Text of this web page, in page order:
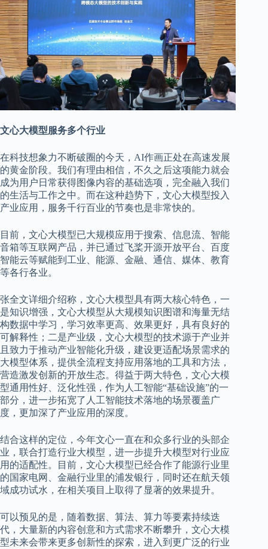
文心大模型服务多个行业
在科技想象力不断破圈的今天，AI作画正处在高速发展
的黄金阶段。我们有理由相信，不久之后这项能力就会
成为用户日常获得图像内容的基础选项，完全融入我们
的生活与工作之中。而在这种趋势下，文心大模型投入
产业应用，服务千行百业的节奏也是非常快的。
目前，文心大模型已大规模应用于搜索、信息流、智能
音箱等互联网产品，并已通过飞桨开源开放平台、百度
智能云等赋能到工业、能源、金融、通信、媒体、教育
等各行各业。
张全文详细介绍称，文心大模型具有两大核心特色，一
是知识增强，文心大模型从大规模知识图谱和海量无结
构数据中学习，学习效率更高、效果更好，具有良好的
可解释性；二是产业级，文心大模型的技术源于产业并
且致力于推动产业智能化升级，建设更适配场景需求的
大模型体系，提供全流程支持应用落地的工具和方法，
营造激发创新的开放生态。得益于两大特色，文心大模
型通用性好、泛化性强，作为人工智能“基础设施”的一
部分，进一步拓宽了人工智能技术落地的场景覆盖广
度，更加深了产业应用的深度。
结合这样的定位，今年文心一直在和众多行业的头部企
业，联合打造行业大模型，进一步提升大模型对行业应
用的适配性。目前，文心大模型已经合作了能源行业里
的国家电网、金融行业里的浦发银行，同时还在航天领
域成功试水，在相关项目上取得了显著的效果提升。
可以预见的是，随着数据、算法、算力等要素持续迭
代，大量新的内容创意和方式需求不断攀升，文心大模
型未来会带来更多创新性的探索，进入到更广泛的行业